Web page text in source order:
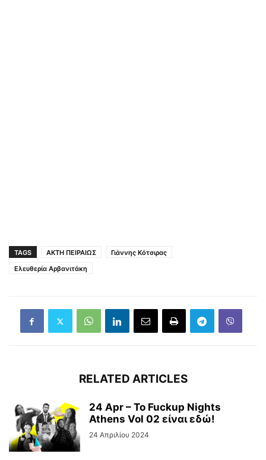
TAGS ΑΚΤΗ ΠΕΙΡΑΙΩΣ
Γιάννης Κότσιρας
Ελευθερία Αρβανιτάκη
RELATED ARTICLES
24 Apr – To Fuckup Nights
Athens Vol 02 είναι εδώ!
24 Απριλίου 2024